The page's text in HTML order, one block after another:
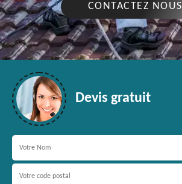
CONTACTEZ NOUS
Devis gratuit